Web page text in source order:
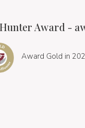
Award -
Award Gold in